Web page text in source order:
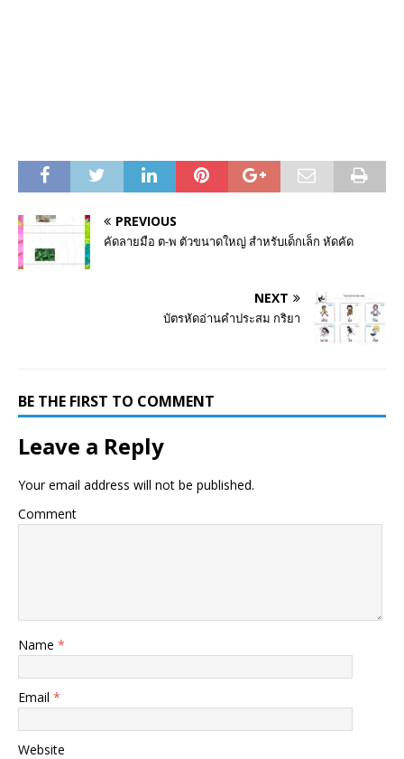
PREVIOUS
คัดลายมือ ต-พ ตัวขนาดใหญ่ สำหรับเด็กเล็ก หัดคัด
NEXT
บัตรหัดอ่านคำประสม กริยา
BE THE FIRST TO COMMENT
Leave a Reply
Your email address will not be published.
Comment
Name *
Email *
Website